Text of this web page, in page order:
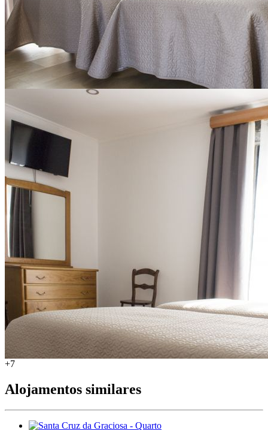
+7
Alojamentos similares